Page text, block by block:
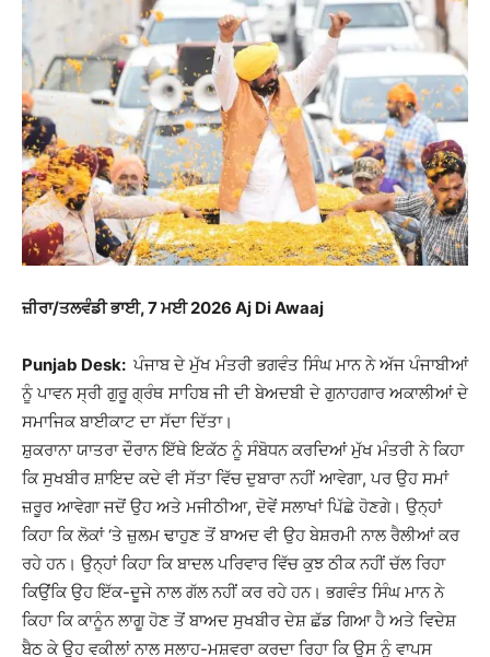
ਜ਼ੀਰਾ/ਤਲਵੰਡੀ ਭਾਈ, 7 ਮਈ 2026 Aj Di Awaaj
Punjab Desk: ਪੰਜਾਬ ਦੇ ਮੁੱਖ ਮੰਤਰੀ ਭਗਵੰਤ ਸਿੰਘ ਮਾਨ ਨੇ ਅੱਜ ਪੰਜਾਬੀਆਂ
ਨੂੰ ਪਾਵਨ ਸ੍ਰੀ ਗੁਰੂ ਗ੍ਰੰਥ ਸਾਹਿਬ ਜੀ ਦੀ ਬੇਅਦਬੀ ਦੇ ਗੁਨਾਹਗਾਰ ਅਕਾਲੀਆਂ ਦੇ
ਸਮਾਜਿਕ ਬਾਈਕਾਟ ਦਾ ਸੱਦਾ ਦਿੱਤਾ।
ਸ਼ੁਕਰਾਨਾ ਯਾਤਰਾ ਦੌਰਾਨ ਇੱਥੇ ਇਕੱਠ ਨੂੰ ਸੰਬੋਧਨ ਕਰਦਿਆਂ ਮੁੱਖ ਮੰਤਰੀ ਨੇ ਕਿਹਾ
ਕਿ ਸੁਖਬੀਰ ਸ਼ਾਇਦ ਕਦੇ ਵੀ ਸੱਤਾ ਵਿੱਚ ਦੁਬਾਰਾ ਨਹੀਂ ਆਵੇਗਾ, ਪਰ ਉਹ ਸਮਾਂ
ਜ਼ਰੂਰ ਆਵੇਗਾ ਜਦੋਂ ਉਹ ਅਤੇ ਮਜੀਠੀਆ, ਦੋਵੇਂ ਸਲਾਖਾਂ ਪਿੱਛੇ ਹੋਣਗੇ। ਉਨ੍ਹਾਂ
ਕਿਹਾ ਕਿ ਲੋਕਾਂ ‘ਤੇ ਜ਼ੁਲਮ ਢਾਹੁਣ ਤੋਂ ਬਾਅਦ ਵੀ ਉਹ ਬੇਸ਼ਰਮੀ ਨਾਲ ਰੈਲੀਆਂ ਕਰ
ਰਹੇ ਹਨ। ਉਨ੍ਹਾਂ ਕਿਹਾ ਕਿ ਬਾਦਲ ਪਰਿਵਾਰ ਵਿੱਚ ਕੁਝ ਠੀਕ ਨਹੀਂ ਚੱਲ ਰਿਹਾ
ਕਿਉਂਕਿ ਉਹ ਇੱਕ-ਦੂਜੇ ਨਾਲ ਗੱਲ ਨਹੀਂ ਕਰ ਰਹੇ ਹਨ। ਭਗਵੰਤ ਸਿੰਘ ਮਾਨ ਨੇ
ਕਿਹਾ ਕਿ ਕਾਨੂੰਨ ਲਾਗੂ ਹੋਣ ਤੋਂ ਬਾਅਦ ਸੁਖਬੀਰ ਦੇਸ਼ ਛੱਡ ਗਿਆ ਹੈ ਅਤੇ ਵਿਦੇਸ਼
ਬੈਠ ਕੇ ਉਹ ਵਕੀਲਾਂ ਨਾਲ ਸਲਾਹ-ਮਸ਼ਵਰਾ ਕਰਦਾ ਰਿਹਾ ਕਿ ਉਸ ਨੂੰ ਵਾਪਸ